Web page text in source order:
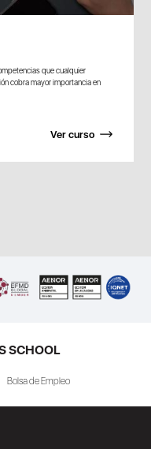
que cualquier
cobra mayor importancia en
Ver curso
SCHOOL
Bolsa de Empleo